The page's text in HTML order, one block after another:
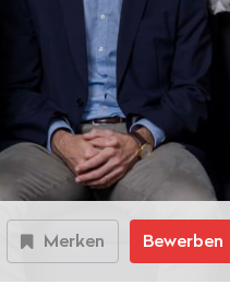
Merken Bewerben